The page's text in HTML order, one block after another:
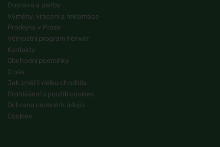
Doprava a platby
Výměny, vrácení a reklamace
Prodejna v Praze
Věrnostní program Ferwer
Kontakty
Obchodní podmínky
O nás
Jak změřit délku chodidla
Prohlášení o použití cookies
Ochrana osobních údajů
Cookies